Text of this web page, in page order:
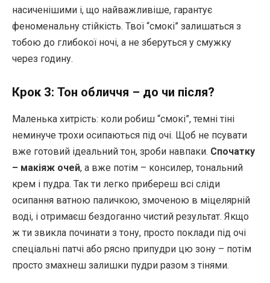
насиченішими і, що найважливіше, гарантує
феноменальну стійкість. Твої “смокі” залишаться з
тобою до глибокої ночі, а не зберуться у смужку
через годину.
Крок 3: Тон обличчя – до чи після?
Маленька хитрість: коли робиш “смокі”, темні тіні
неминуче трохи осипаються під очі. Щоб не псувати
вже готовий ідеальний тон, зроби навпаки. Спочатку
– макіяж очей, а вже потім – консилер, тональний
крем і пудра. Так ти легко прибереш всі сліди
осипання ватною паличкою, змоченою в міцелярній
воді, і отримаєш бездоганно чистий результат. Якщо
ж ти звикла починати з тону, просто поклади під очі
спеціальні патчі або рясно припудри цю зону – потім
просто змахнеш залишки пудри разом з тінями.